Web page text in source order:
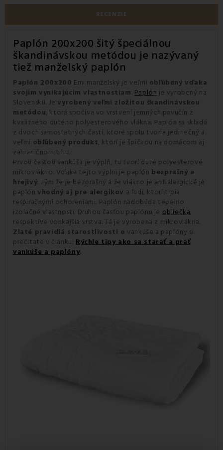
RECENZIE
Paplón 200x200 šitý špeciálnou
škandinávskou metódou je nazývaný
tiež manželský paplón
Paplón 200x200 Emi manželský je veľmi obľúbený vďaka
svojim vynikajúcim vlastnostiam. Paplón je vyrobený na
Slovensku. Je vyrobený veľmi zložitou škandinávskou
metódou, ktorá spočíva vo vrstvení jemných pavučín z
kvalitného dutého polyesterového vlákna. Paplón sa skladá
z dvoch samostatných častí, ktoré spolu tvoria jedinečný a
veľmi obľúbený produkt, ktorí je špičkou na domácom aj
zahraničnom trhu.
Prvou časťou vankúša je výplň, tu tvorí duté polyesterové
mikrovlákno. Vďaka tejto výplni je paplón bezprašný a
hrejivý. Tým že je bezprašný a že vlákno je antialergické je
paplón vhodný aj pre alergikov a ľudí, ktorí trpia
respiračnými ochoreniami. Paplón nadobúda tepelno
izolačné vlastnosti. Druhou časťou paplónu je obliečka,
respektíve vonkajšia vrstva. Tá je vyrobená z mikrovlákna.
Zlaté pravidlá starostlivosti o vankúše a paplóny si
prečítate v článku: Rýchle tipy ako sa starať a prať
vankúše a paplóny.